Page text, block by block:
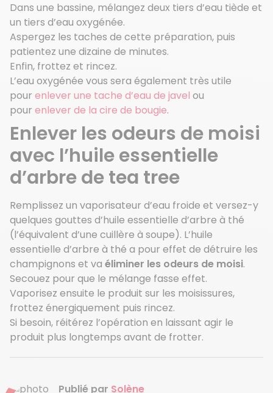
Dans une bassine, mélangez deux tiers d’eau tiède et
un tiers d’eau oxygénée.
Aspergez les taches de cette préparation, puis
patientez une dizaine de minutes.
Enfin, frottez et rincez.
L’eau oxygénée vous sera également très utile
pour enlever une tache d’eau de javel ou
pour enlever de la cire de bougie.
Enlever les odeurs de moisi
avec l’huile essentielle
d’arbre de tea tree
Remplissez un vaporisateur d’eau froide et versez-y
quelques gouttes d’huile essentielle d’arbre à thé
(l’équivalent d’une cuillère à soupe). L’huile
essentielle d’arbre à thé a pour effet de détruire les
champignons et va éliminer les odeurs de moisi.
Secouez pour que le mélange fasse effet.
Vaporisez ensuite le produit sur les moisissures,
frottez énergiquement puis rincez.
Si besoin, réitérez l’opération en laissant agir le
produit plus longtemps avant de frotter.
Publié par Solène